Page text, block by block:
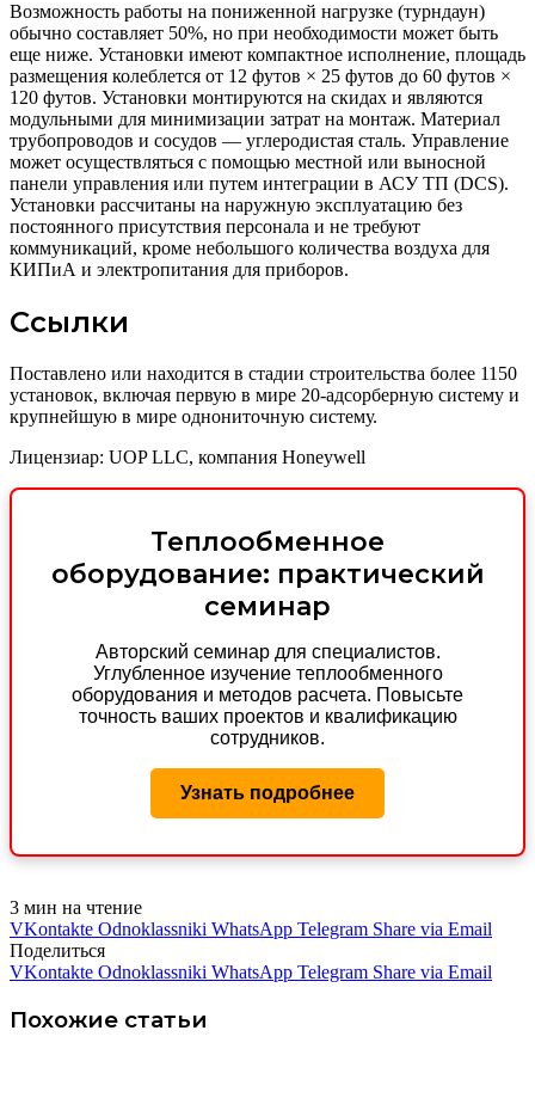
Возможность работы на пониженной нагрузке (турндаун)
обычно составляет 50%, но при необходимости может быть
еще ниже. Установки имеют компактное исполнение, площадь
размещения колеблется от 12 футов × 25 футов до 60 футов ×
120 футов. Установки монтируются на скидах и являются
модульными для минимизации затрат на монтаж. Материал
трубопроводов и сосудов — углеродистая сталь. Управление
может осуществляться с помощью местной или выносной
панели управления или путем интеграции в АСУ ТП (DCS).
Установки рассчитаны на наружную эксплуатацию без
постоянного присутствия персонала и не требуют
коммуникаций, кроме небольшого количества воздуха для
КИПиА и электропитания для приборов.
Ссылки
Поставлено или находится в стадии строительства более 1150
установок, включая первую в мире 20-адсорберную систему и
крупнейшую в мире однониточную систему.
Лицензиар: UOP LLC, компания Honeywell
Теплообменное
оборудование: практический
семинар
Авторский семинар для специалистов.
Углубленное изучение теплообменного
оборудования и методов расчета. Повысьте
точность ваших проектов и квалификацию
сотрудников.
Узнать подробнее
3 мин на чтение
VKontakte Odnoklassniki WhatsApp Telegram Share via Email
Поделиться
VKontakte Odnoklassniki WhatsApp Telegram Share via Email
Похожие статьи